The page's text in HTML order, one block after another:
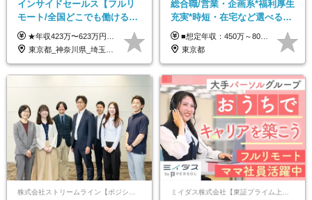
インサイドセールス【フルリ
モート/全国どこでも働ける】
未経験OK*土日祝休み*残業少
なめ*在宅勤務手当あり
★年収423万〜623万円のモデルあり（想定時間外手当10時間分含む） ★半年に一度ドカンと支給のボーナスあり（半年に1度最大150万円） 月給25万円〜＋各種手当＋インセンティブ ＊リモートワーク手当（4000円/月） ＊リモートワーク一時金（1万5000円） ＊残業手当全額支給 ※経験・スキルにより月給を決定します ※試用期間：2ヵ月あり。期間中の雇用形態・給与・待遇に変更はありません 《頑張りはインセンティブとして還元！》 当社は5段階の評価制度を導入。 半期に1回の評価で最高ランク（5点）を獲得したメンバーには、 150万円のインセンティブを支給！ これが半年に一度のインセンティブとして支給されるため、 成果を出した分だけまとまった収入を得られる仕組みです。 【固定残業代について】 なし（残業代は、実際の労働時間に応じて別途全額支給）
東京都_神奈川県_埼玉県_千葉県_大阪府_愛知県_北海道_青森県_岩手県_宮城県_秋田県_山形県_福島県_茨城県_栃木県_群馬県_新潟県_山梨県_長野県_富山県_石川県_福井県_静岡県_岐阜県_三重県_兵庫県_京都府_滋賀県_奈良県_和歌山県_広島県_岡山県_鳥取県_島根県_山口県_徳島県_香川県_愛媛県_高知県_福岡県_熊本県_佐賀県_長崎県_大分県_宮崎県_鹿児島県_沖縄県
総合職/営業・企画系*福利厚生
充実*時短・在宅など選べる働
き方*賞与年2回
■想定年収：450万～800万円（基本給12ヶ月分＋賞与2ヶ月分） ※上記想定年収はフルタイムの働き方を想定しています。 それ以外の働き方（勤務日数、時短、固定残業時間数の変更など）の場合 上記想定年収の支給を確約するものではありません ※賞与は全社の業績に応じて変動の可能性があります ※ご経験・スキルを考慮のうえ、当社規定により優遇します （試用期間3ヶ月有/給与・待遇に差異なし） ■昇給年1回 ■賞与年2回（2月・8月）
東京都